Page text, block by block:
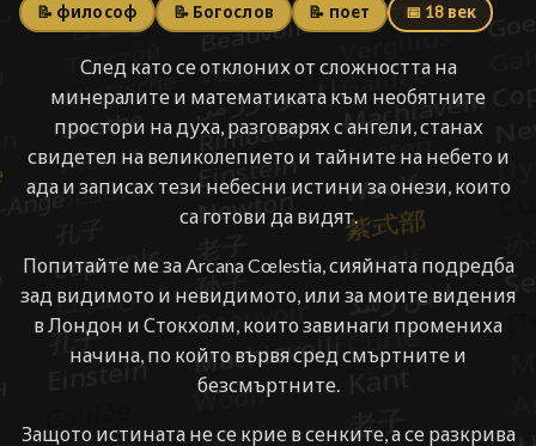
📝 философ 📝 Богослов 📝 поет 📅 18 век
След като се отклоних от сложността на
минералите и математиката към необятните
простори на духа, разговарях с ангели, станах
свидетел на великолепието и тайните на небето и
ада и записах тези небесни истини за онези, които
са готови да видят.
Попитайте ме за Arcana Cœlestia, сияйната подредба
зад видимото и невидимото, или за моите видения
в Лондон и Стокхолм, които завинаги промениха
начина, по който вървя сред смъртните и
безсмъртните.
Защото истината не се крие в сенките, а се разкрива